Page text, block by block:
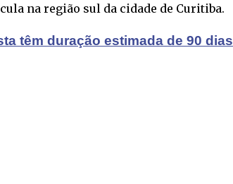
têm duração estimada de 90 dias
na região sul da cidade de Curitiba.